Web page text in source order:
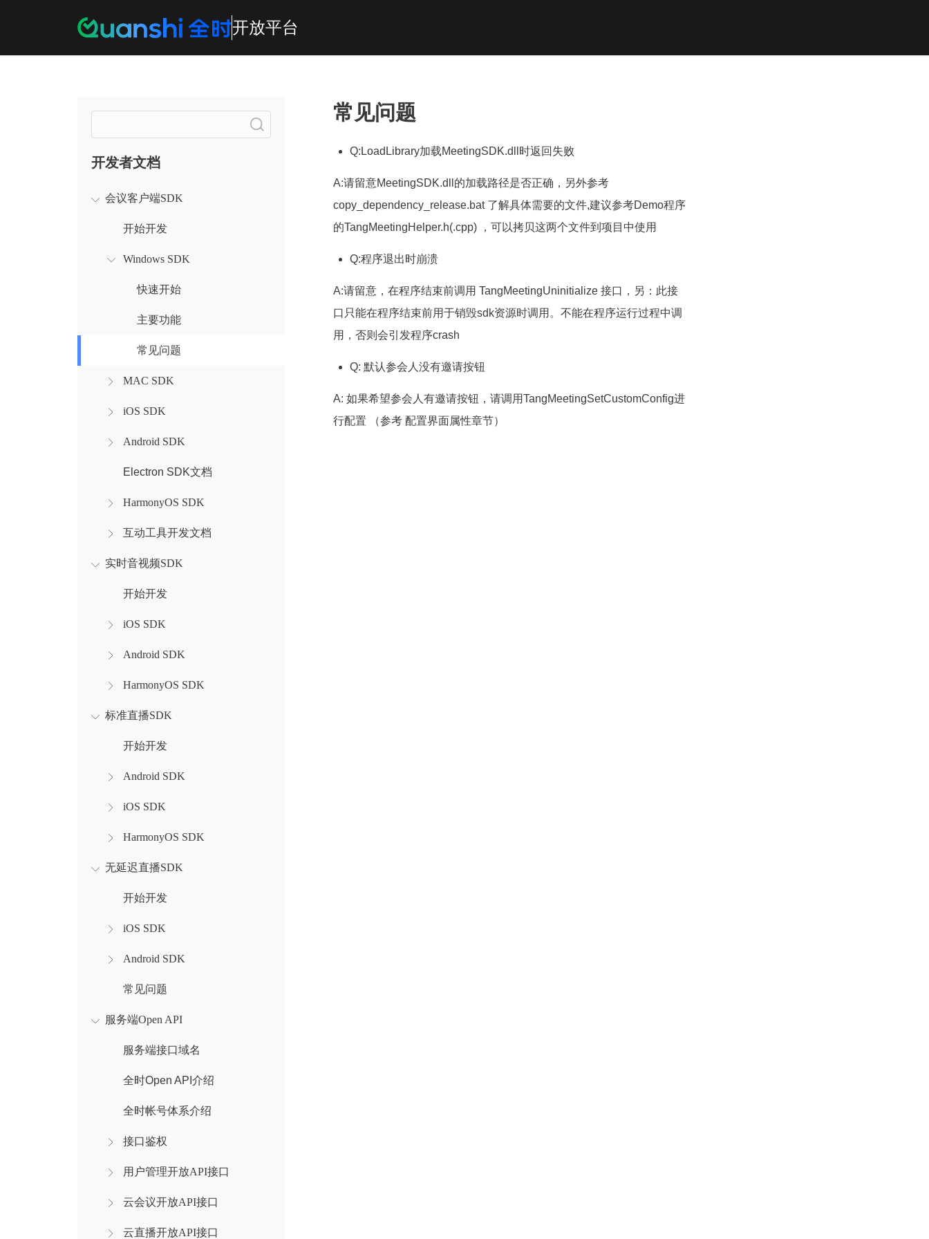
开放平台
开发者文档
会议客户端SDK
开始开发
Windows SDK
快速开始
主要功能
常见问题
MAC SDK
iOS SDK
Android SDK
Electron SDK文档
HarmonyOS SDK
互动工具开发文档
实时音视频SDK
开始开发
iOS SDK
Android SDK
HarmonyOS SDK
标准直播SDK
开始开发
Android SDK
iOS SDK
HarmonyOS SDK
无延迟直播SDK
开始开发
iOS SDK
Android SDK
常见问题
服务端Open API
服务端接口域名
全时Open API介绍
全时帐号体系介绍
接口鉴权
用户管理开放API接口
云会议开放API接口
云直播开放API接口
常见问题
Q:LoadLibrary加载MeetingSDK.dll时返回失败
A:请留意MeetingSDK.dll的加载路径是否正确，另外参考
copy_dependency_release.bat 了解具体需要的文件,建议参考Demo程序
的TangMeetingHelper.h(.cpp) ，可以拷贝这两个文件到项目中使用
Q:程序退出时崩溃
A:请留意，在程序结束前调用 TangMeetingUninitialize 接口，另：此接
口只能在程序结束前用于销毁sdk资源时调用。不能在程序运行过程中调
用，否则会引发程序crash
Q: 默认参会人没有邀请按钮
A: 如果希望参会人有邀请按钮，请调用TangMeetingSetCustomConfig进
行配置 （参考 配置界面属性章节）